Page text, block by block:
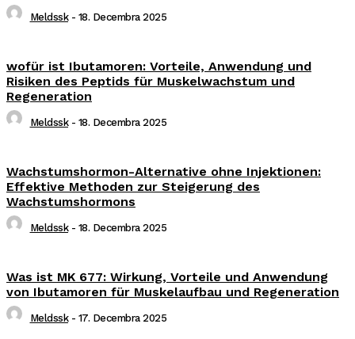
Meldssk - 18. Decembra 2025
wofür ist Ibutamoren: Vorteile, Anwendung und
Risiken des Peptids für Muskelwachstum und
Regeneration
Meldssk - 18. Decembra 2025
Wachstumshormon-Alternative ohne Injektionen:
Effektive Methoden zur Steigerung des
Wachstumshormons
Meldssk - 18. Decembra 2025
Was ist MK 677: Wirkung, Vorteile und Anwendung
von Ibutamoren für Muskelaufbau und Regeneration
Meldssk - 17. Decembra 2025